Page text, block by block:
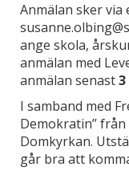
Anmälan sker via
ange skola,
anmälan med
anmälan senast
I samband med
Demokratin”
Domkyrkan.
går bra att